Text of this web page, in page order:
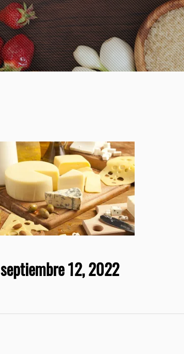
septiembre 12, 2022